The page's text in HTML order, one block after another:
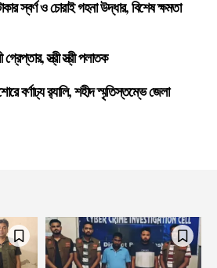
স্বর্ণ ও চোরাই গহনা উদ্ধার, বিশেষ ক্ষমতা
স্ত্রী স্ত্রী পলাতক
বর্ণাঢ্য র‍্যালি, শহীদ স্মৃতিস্তম্ভে জেলা